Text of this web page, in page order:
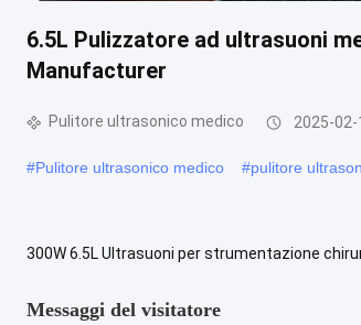
6.5L Pulizzatore ad ultrasuoni
Manufacturer
Pulitore ultrasonico medico 2025-02-
#Pulitore ultrasonico medico #pulitore
300W 6.5L Ultrasuoni per strumentazione
Messaggi del visitatore